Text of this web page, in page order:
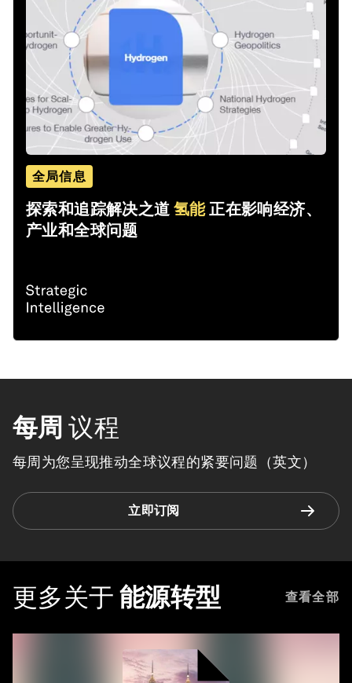
全局信息
探索和追踪解决之道氢能正在影响经济、
产业和全球问题
每周 议程
每周为您呈现推动全球议程的紧要问题（英文）
立即订阅
更多关于 能源转型 查看全部